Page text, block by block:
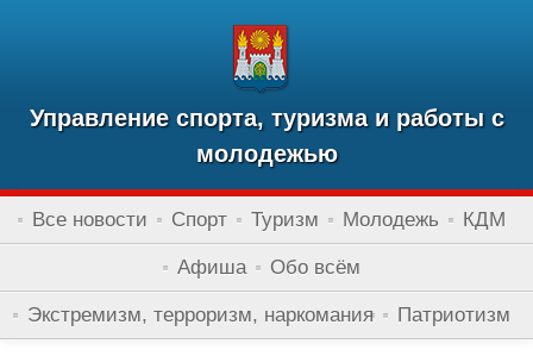
Управление спорта, туризма и работы с
молодежью
Все новости Спорт Туризм Молодежь КДМ
Афиша Обо всём
Экстремизм, терроризм, наркомания Патриотизм